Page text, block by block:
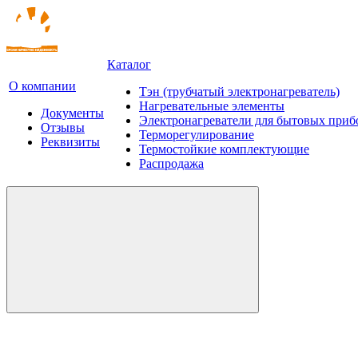
О компании
Документы
Отзывы
Реквизиты
Каталог
Тэн (трубчатый электронагреватель)
Нагревательные элементы
Электронагреватели для бытовых
Терморегулирование
Термостойкие комплектующие
Распродажа